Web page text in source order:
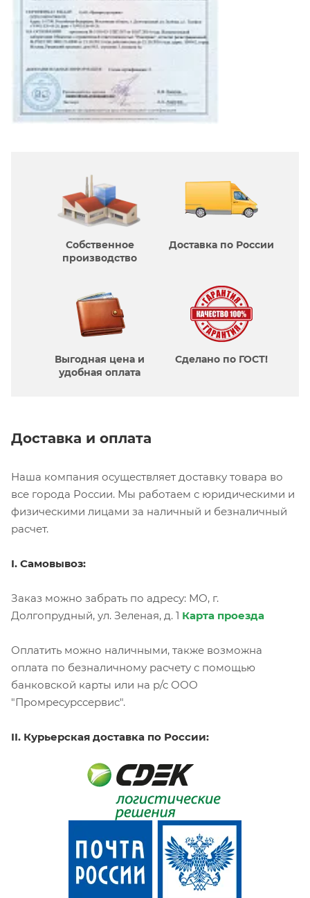
Собственное
производcтво
Доставка по России
Выгодная цена и
удобная оплата
Сделано по ГОСТ!
Доставка и оплата
Наша компания осуществляет доставку товара во
все города России. Мы работаем с юридическими и
физическими лицами за наличный и безналичный
расчет.
I. Самовывоз:
Заказ можно забрать по адресу: МО, г.
Долгопрудный, ул. Зеленая, д. 1 Карта проезда
Оплатить можно наличными, также возможна
оплата по безналичному расчету с помощью
банковской карты или на р/с ООО
"Промресурссервис".
II. Курьерская доставка по России: